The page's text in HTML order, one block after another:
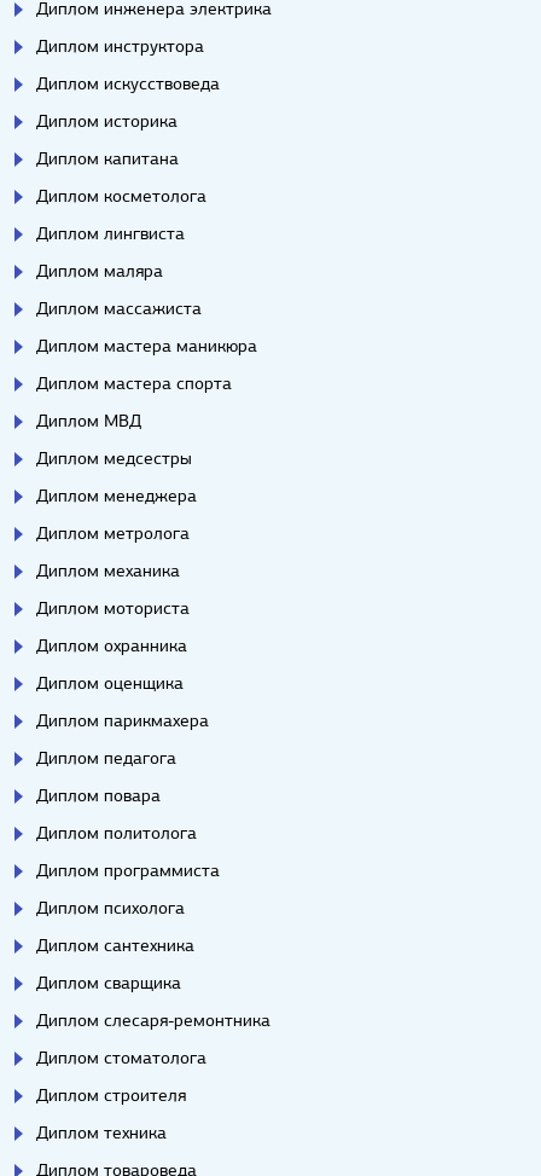
Диплом инженера электрика
Диплом инструктора
Диплом искусствоведа
Диплом историка
Диплом капитана
Диплом косметолога
Диплом лингвиста
Диплом маляра
Диплом массажиста
Диплом мастера маникюра
Диплом мастера спорта
Диплом МВД
Диплом медсестры
Диплом менеджера
Диплом метролога
Диплом механика
Диплом моториста
Диплом охранника
Диплом оценщика
Диплом парикмахера
Диплом педагога
Диплом повара
Диплом политолога
Диплом программиста
Диплом психолога
Диплом сантехника
Диплом сварщика
Диплом слесаря-ремонтника
Диплом стоматолога
Диплом строителя
Диплом техника
Диплом товароведа